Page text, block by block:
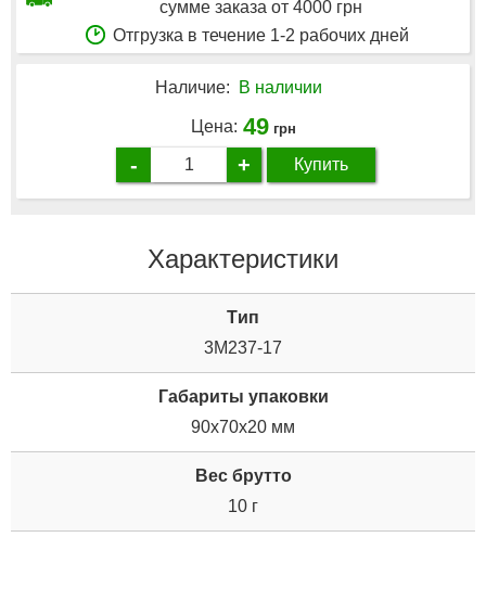
сумме заказа от 4000 грн
Отгрузка в течение 1-2 рабочих дней
Наличие: В наличии
Цена: 49 грн
- + Купить
Характеристики
Tип
3М237-17
Габариты упаковки
90x70x20 мм
Вес брутто
10 г